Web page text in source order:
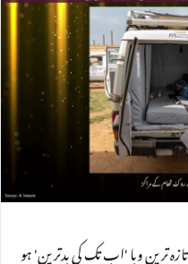
ترین وبا 'اب تک کی بدترین' ہو